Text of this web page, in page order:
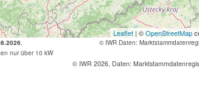
Leaflet | ©OpenStreetMap
nur über 10 kW
© IWR Daten:
© IWR 2026, Daten: